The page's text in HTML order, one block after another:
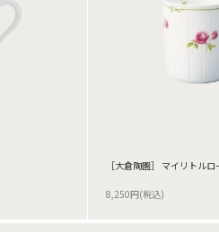
［大倉陶園］ マイリトル
8,250円(税込)